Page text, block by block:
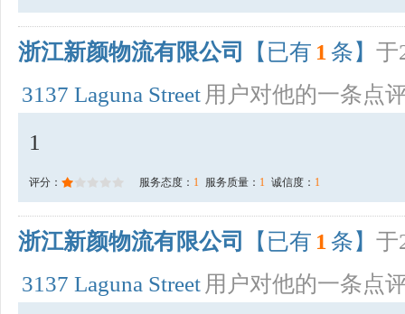
浙江新颜物流有限公司 【已有 1 条】 于
3137 Laguna Street 用户对他的一条点
1
评分： 服务态度： 1 服务质量： 1 诚信度： 1
浙江新颜物流有限公司 【已有 1 条】 于
3137 Laguna Street 用户对他的一条点